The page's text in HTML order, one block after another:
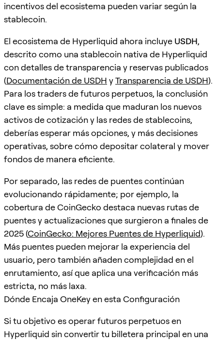
incentivos del ecosistema pueden variar según la
stablecoin.
El ecosistema de Hyperliquid ahora incluye USDH,
descrito como una stablecoin nativa de Hyperliquid
con detalles de transparencia y reservas publicados
(Documentación de USDH yTransparencia de USDH).
Para los traders de futuros perpetuos, la conclusión
clave es simple: a medida que maduran los nuevos
activos de cotización y las redes de stablecoins,
deberías esperar más opciones, y más decisiones
operativas, sobre cómo depositar colateral y mover
fondos de manera eficiente.
Por separado, las redes de puentes continúan
evolucionando rápidamente; por ejemplo, la
cobertura de CoinGecko destaca nuevas rutas de
puentes y actualizaciones que surgieron a finales de
2025 (CoinGecko: Mejores Puentes de Hyperliquid).
Más puentes pueden mejorar la experiencia del
usuario, pero también añaden complejidad en el
enrutamiento, así que aplica una verificación más
estricta, no más laxa.
Dónde Encaja OneKey en esta Configuración
Si tu objetivo es operar futuros perpetuos en
Hyperliquid sin convertir tu billetera principal en una